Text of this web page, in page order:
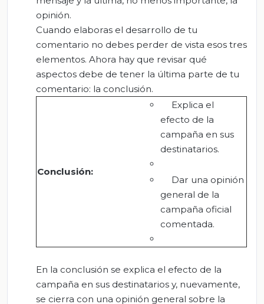
opinión.
Cuando elaboras el desarrollo de tu
comentario no debes perder de vista esos tres
elementos. Ahora hay que revisar qué
aspectos debe de tener la última parte de tu
comentario: la conclusión.
Conclusión:
Explica el
efecto de la
campaña en sus
destinatarios.
Dar una opinión
general de la
campaña oficial
comentada.
En la conclusión se explica el efecto de la
campaña en sus destinatarios y, nuevamente,
se cierra con una opinión general sobre la